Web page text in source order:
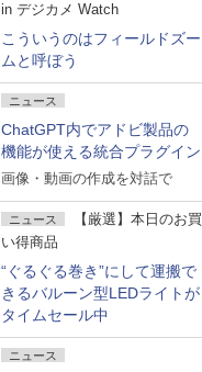
in デジカメ Watch
こういうのはフィールドズー
ムと呼ぼう
ニュース
ChatGPT内でアドビ製品の
機能が使える統合プラグイン
画像・動画の作成を対話で
ニュース
【厳選】本日のお買
い得商品
“ぐるぐる巻き”にして運搬で
きるバルーン型LEDライトが
タイムセール中
ニュース